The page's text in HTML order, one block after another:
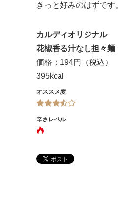
きっと好みのはずです。
カルディオリジナル
花椒香る汁なし担々麺
価格：194円（税込）
395kcal
オススメ度
辛さレベル